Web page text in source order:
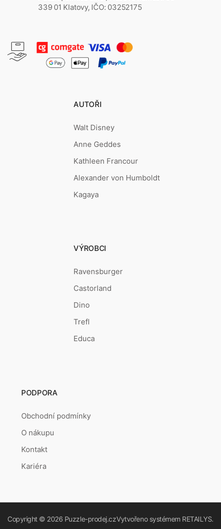
339 01 Klatovy, IČO: 03252175
AUTOŘI
Walt Disney
Anne Geddes
Kathleen Francour
Alexander von Humboldt
Kagaya
VÝROBCI
Ravensburger
Castorland
Dino
Trefl
Educa
PODPORA
Obchodní podmínky
O nákupu
Kontakt
Kariéra
Copyright © 2026 Puzzle-prodej.czVytvořeno systémem RETAILYS.